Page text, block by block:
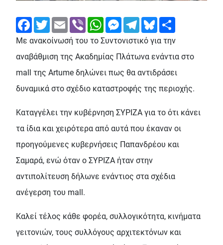
FacebookTwitterEmail Viber WhatsAppMessengerTelegramBluesky
Με ανακοίνωσή του το Συντονιστικό για την
αναβάθμιση της Ακαδημίας Πλάτωνα ενάντια στο
mall της Artume δηλώνει πως θα αντιδράσει
δυναμικά στο σχέδιο καταστροφής της περιοχής.
Καταγγέλει την κυβέρνηση ΣΥΡΙΖΑ για το ότι κάνει
τα ίδια και χειρότερα από αυτά που έκαναν οι
προηγούμενες κυβερνήσεις Παπανδρέου και
Σαμαρά, ενώ όταν ο ΣΥΡΙΖΑ ήταν στην
αντιπολίτευση δήλωνε ενάντιος στα σχέδια
ανέγερση του mall.
Καλεί τέλος κάθε φορέα, συλλογικότητα, κινήματα
γειτονιών, τους συλλόγους αρχιτεκτόνων και